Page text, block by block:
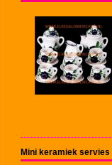
Mini keramiek